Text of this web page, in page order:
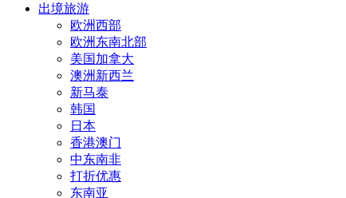
出境旅游
欧洲西部
欧洲东南北部
美国加拿大
澳洲新西兰
新马泰
韩国
日本
香港澳门
中东南非
打折优惠
东南亚